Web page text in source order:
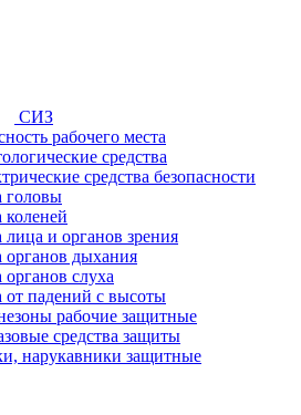
СИЗ
рабочего места
средства
средства безопасности
головы
коленей
лица и органов зрения
органов дыхания
слуха
от падений с высоты
рабочие защитные
средства защиты
нарукавники защитные